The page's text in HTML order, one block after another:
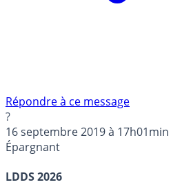
Répondre à ce message
?
16 septembre 2019 à 17h01min
Épargnant
LDDS 2026